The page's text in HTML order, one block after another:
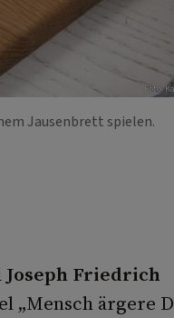
Foto:
Jausenbrett spielen.
Joseph Friedrich
„Mensch ärgere